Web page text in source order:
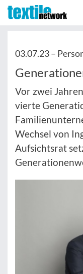
03.07.23 –
Vor zwei
vierte
Wechsel von
Aufsichtsrat